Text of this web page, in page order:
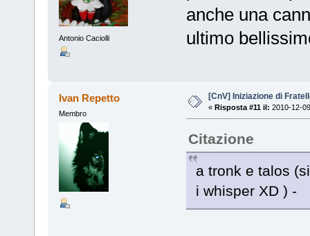
Antonio Caciolli
anche una
ultimo
Ivan Repetto
Membro
[CnV] Iniziazione di
« Risposta #11 il: 2010-12-
Citazione
a tronk e talos
i whisper XD ) -